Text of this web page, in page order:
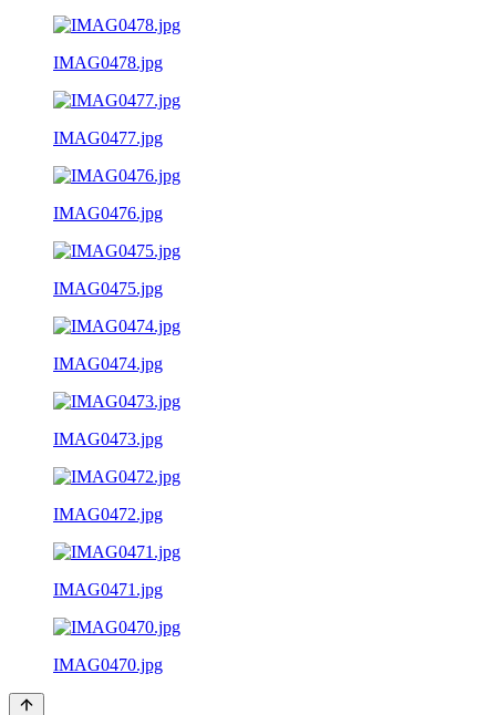
IMAG0478.jpg
IMAG0477.jpg
IMAG0476.jpg
IMAG0475.jpg
IMAG0474.jpg
IMAG0473.jpg
IMAG0472.jpg
IMAG0471.jpg
IMAG0470.jpg